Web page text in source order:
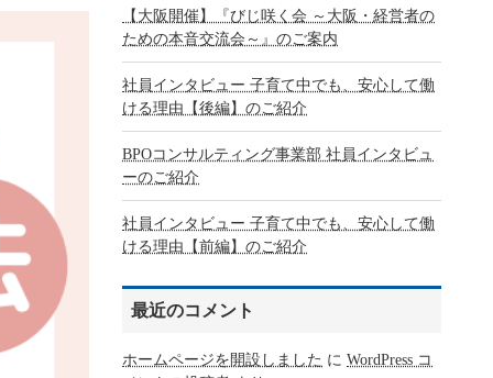
【大阪開催】『びじ咲く会 ～大阪・経営者の
ための本音交流会～』のご案内
社員インタビュー 子育て中でも、安心して働
ける理由【後編】のご紹介
BPOコンサルティング事業部 社員インタビュ
ーのご紹介
社員インタビュー 子育て中でも、安心して働
ける理由【前編】のご紹介
最近のコメント
ホームページを開設しました に WordPress コ